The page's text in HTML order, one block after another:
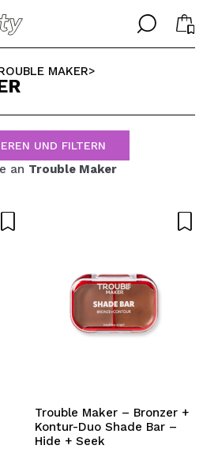
╳
ich habe ein Konto
Kontos bei Maquillalia.de
tätigen, den Status Ihrer
Ihre bisherigen Vorgänge
╳
SPRACHE
ALEMAN
ESPAÑOL
ENGLISH
FRANCES
MAKER>
UND FILTERN
an Trouble Maker
Trouble Maker – Bronzer +
Kontur-Duo Shade Bar –
Hide + Seek